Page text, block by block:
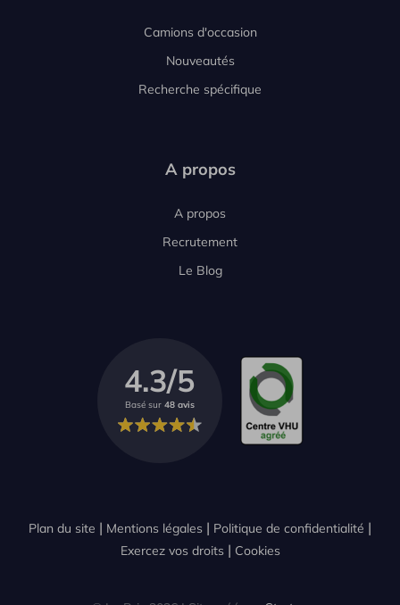
Camions d'occasion
Nouveautés
Recherche spécifique
A propos
A propos
Recrutement
Le Blog
4.3/5
Basé sur 48 avis
Plan du site Mentions légales
Politique de confidentialité
Exercez vos droits
Cookies